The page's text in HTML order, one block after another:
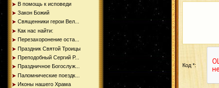
В помощь к исповеди
Закон Божий
Священники герои Вел...
Как нас найти:
Перезахоронение оста...
Праздник Святой Троицы
Преподобный Сергий Р...
Праздничное Богослуж...
Паломнические поездк...
Иконы нашего Храма
Код *: